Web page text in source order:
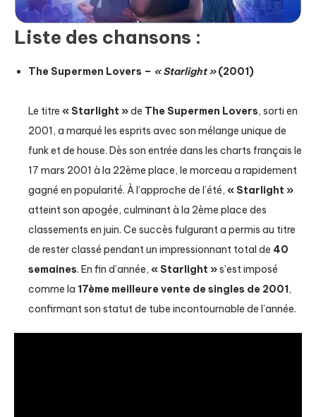
Liste des chansons :
The Supermen Lovers – « Starlight »(2001)
Le titre « Starlight »de The Supermen Lovers, sorti en
2001, a marqué les esprits avec son mélange unique de
funk et de house. Dès son entrée dans les charts français le
17 mars 2001 à la 22ème place, le morceau a rapidement
gagné en popularité. À l’approche de l’été, « Starlight »
atteint son apogée, culminant à la 2ème place des
classements en juin. Ce succès fulgurant a permis au titre
de rester classé pendant un impressionnant total de 40
semaines. En fin d’année, « Starlight »s’est imposé
comme la 17ème meilleure vente de singles de 2001,
confirmant son statut de tube incontournable de l’année.